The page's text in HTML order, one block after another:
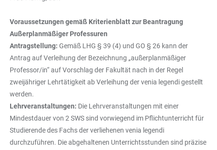
Voraussetzungen gemäß Kriterienblatt zur Beantragung
Außerplanmäßiger Professuren
Antragstellung: Gemäß LHG § 39 (4) und GO § 26 kann der
Antrag auf Verleihung der Bezeichnung „außerplanmäßiger
Professor/in“ auf Vorschlag der Fakultät nach in der Regel
zweijähriger Lehrtätigkeit ab Verleihung der venia legendi gestellt
werden.
Lehrveranstaltungen: Die Lehrveranstaltungen mit einer
Mindestdauer von 2 SWS sind vorwiegend im Pflichtunterricht für
Studierende des Fachs der verliehenen venia legendi
durchzuführen. Die abgehaltenen Unterrichtsstunden sind präzise